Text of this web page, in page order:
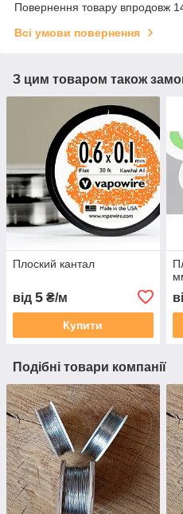
Повернення товару впродовж
Всі умови повернення
З цим товаром також
Плоский кантал
від 5 ₴/м
Купити
Подібні товари компанії